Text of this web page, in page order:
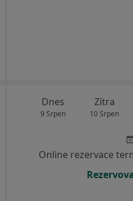
Dnes
9 Srpen
Zítra
10 Srpen
Online rezervace